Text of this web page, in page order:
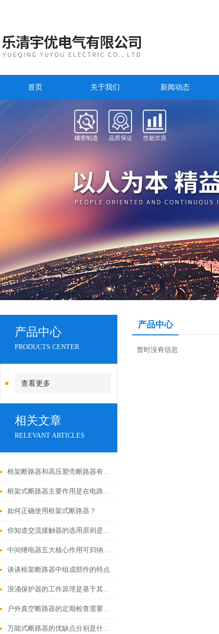
首页 关于我们 新闻动态
产品中心
PRODUCTS CENTER
查看更多
相关文章
RELEVANT ARTICLES
框架断路器和高压塑壳断路器有什么区别？
框架式断路器主要作用是在电路出现异常时切断电路
如何正确使用框架式断路器？
你知道交流接触器的选用原则是什么吗？
中间继电器五大核心作用可归纳如下
谈谈框架断路器中组成部件的特点
浪涌保护器的工作原理是基于其内部的可变电阻特性
户外真空断路器的定期检查需要做好哪些工作
万能式断路器的优缺点分别是什么？
产品中心
暂时没有信息